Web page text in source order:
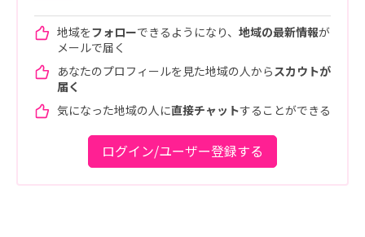
地域をフォローできるようになり、 地域の最新情報が
メールで届く
あなたのプロフィールを見た地域の人から スカウトが
届く
気になった地域の人に直接チャットすることができる
ログイン/ユーザー登録する